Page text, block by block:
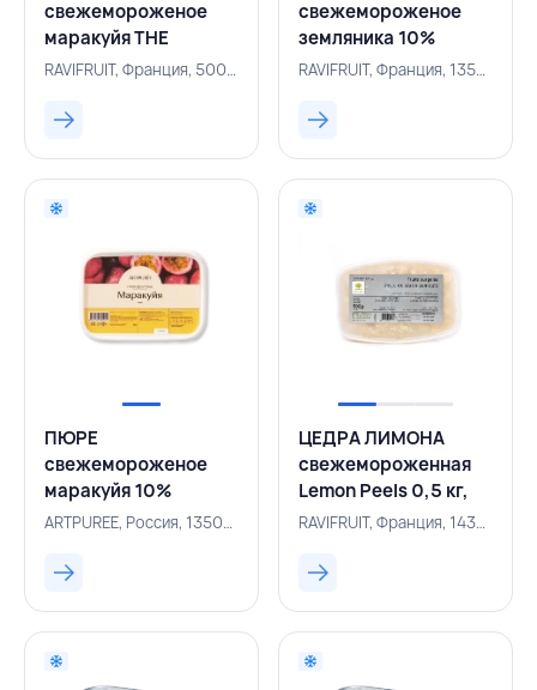
свежемороженое
маракуйя THE
ESSENTIALS 10%
RAVIFRUIT, ФРАНЦИЯ
RAVIFRUIT, Франция, 500003494
свежемороженое
земляника 10%
сахара 1 кг,
RAVIFRUIT, Франция, 135000214
ПЮРЕ
свежемороженое
маракуйя 10%
сахара 1 кг,
ARTPUREE, Россия, 135000261
ЦЕДРА ЛИМОНА
свежемороженная
Lemon Peels 0,5 кг,
RAVIFRUIT, ФРАНЦИЯRAVIFRUIT, Франция, 143000593